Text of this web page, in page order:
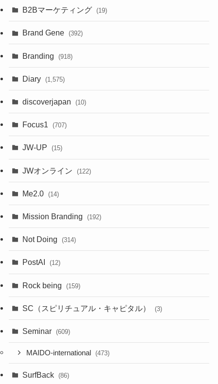
B2Bマーケティング (19)
Brand Gene (392)
Branding (918)
Diary (1,575)
discoverjapan (10)
Focus1 (707)
JW-UP (15)
JWオンライン (122)
Me2.0 (14)
Mission Branding (192)
Not Doing (314)
PostAI (12)
Rock being (159)
SC（スピリチュアル・キャピタル） (3)
Seminar (609)
MAIDO-international (473)
SurfBack (86)